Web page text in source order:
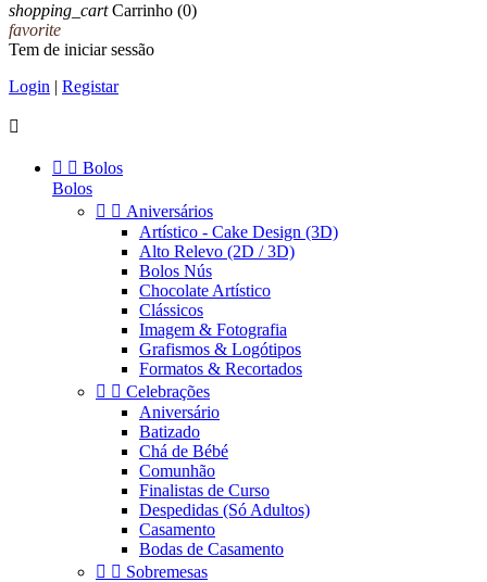
shopping_cart Carrinho (0)
favorite
Tem de iniciar sessão
Login | Registar

  Bolos
Bolos
  Aniversários
Artístico - Cake Design (3D)
Alto Relevo (2D / 3D)
Bolos Nús
Chocolate Artístico
Clássicos
Imagem & Fotografia
Grafismos & Logótipos
Formatos & Recortados
  Celebrações
Aniversário
Batizado
Chá de Bébé
Comunhão
Finalistas de Curso
Despedidas (Só Adultos)
Casamento
Bodas de Casamento
  Sobremesas